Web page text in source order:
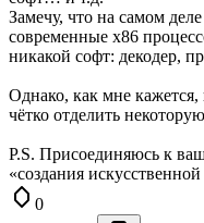
Замечу, что на самом
современные x86
никакой софт: декодер,
Однако, как мне кажется,
чётко отделить
P.S. Присоединяюсь к
«создания
0